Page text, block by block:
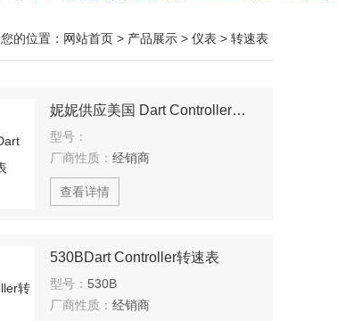
您的位置： 网站首页 > 产品展示 > 仪表 > 转速表
妮妮供应美国 Dart Controller转速表
型号：
厂商性质： 经销商
查看详情
530BDart Controller转速表
型号： 530B
厂商性质： 经销商